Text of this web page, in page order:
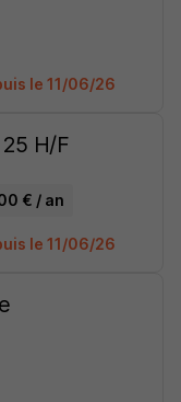
le 11/06/26
H/F
€ / an
le 11/06/26